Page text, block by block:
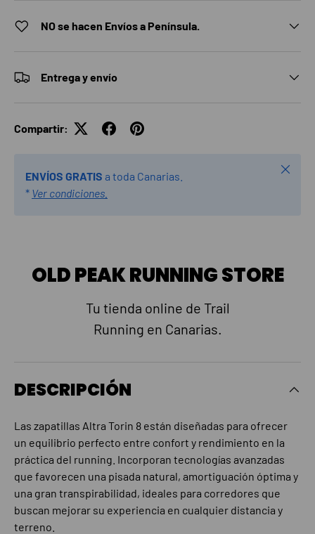
NO se hacen Envíos a Península.
Entrega y envío
Compartir:
ENVÍOS GRATIS a toda Canarias.
* Ver condiciones.
Cerrar
OLD PEAK RUNNING STORE
Tu tienda online de Trail
Running en Canarias.
DESCRIPCIÓN
Las zapatillas Altra Torin 8 están diseñadas para ofrecer
un equilibrio perfecto entre confort y rendimiento en la
práctica del running. Incorporan tecnologías avanzadas
que favorecen una pisada natural, amortiguación óptima y
una gran transpirabilidad, ideales para corredores que
buscan mejorar su experiencia en cualquier distancia y
terreno.